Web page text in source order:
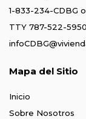
1-833-234-CDBG
TTY 787-522-5950
Mapa del Sitio
Inicio
Sobre Nosotros